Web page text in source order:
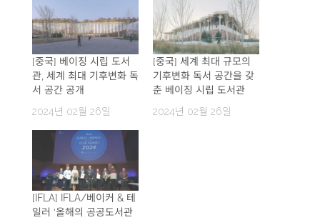
[중국] 베이징 시립 도서
관, 세계 최대 기후변화 독
서 공간 공개
2024년 02월 26일
[중국] 세계 최대 규모의
기후변화 독서 공간을 갖
춘 베이징 시립 도서관
2024년 02월 26일
[IFLA] IFLA/베이커 & 테
일러 ‘올해의 공공도서관